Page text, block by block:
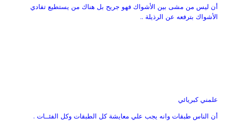
أن ليس من مشى بين الأشواك فهو جريح بل هناك من يستطيع تفادي
الأشواك بترفعه عن الرذيلة ..
علمني كبريائي
أن الناس طبقات وانه يجب علي معايشة كل الطبقات وكل الفئــات .